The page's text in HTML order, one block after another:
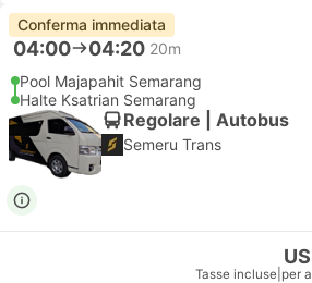
Conferma immediata
04:00 04:20 20m
Pool Majapahit Semarang
Halte Ksatrian Semarang
Regolare | Autobus
Semeru Trans
Tasse incluse per